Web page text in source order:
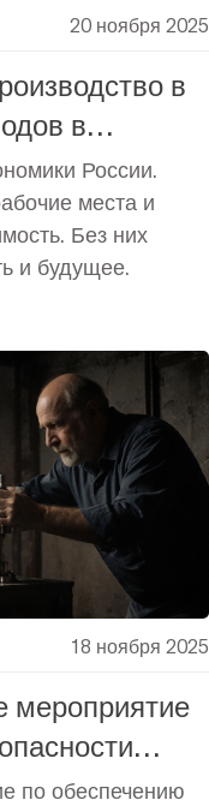
20 ноября 2025
в
в
России.
места и
Без них
и будущее.
18 ноября 2025
мероприятие
по обеспечению